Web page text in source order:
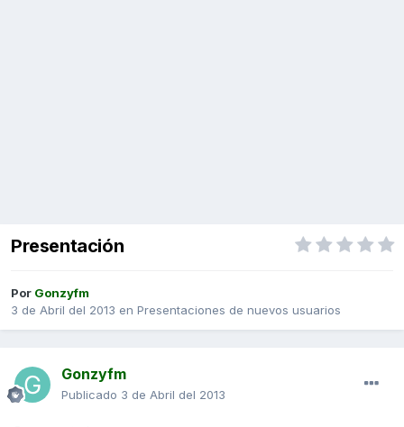
Presentación
Por Gonzyfm
3 de Abril del 2013 en Presentaciones de nuevos usuarios
Gonzyfm
Publicado 3 de Abril del 2013